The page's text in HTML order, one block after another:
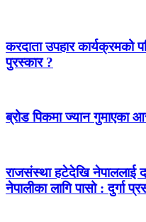
करदाता उपहार कार्यक्रमको
पुरस्कार ?
ब्रोड पिकमा ज्यान गुमाएका
राजसंस्था हटेदेखि नेपाललाई
नेपालीका लागि पासो : दुर्गा